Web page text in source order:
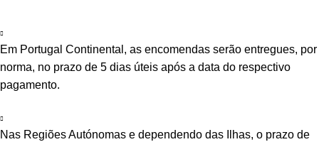
Em Portugal Continental, as encomendas serão entregues, por
norma, no prazo de 5 dias úteis após a data do respectivo
pagamento.
Nas Regiões Autónomas e dependendo das Ilhas, o prazo de